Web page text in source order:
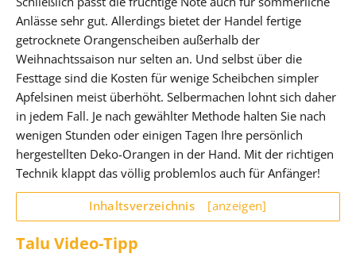
Anlässe sehr gut. Allerdings bietet der Handel fertige
getrocknete Orangenscheiben außerhalb der
Weihnachtssaison nur selten an. Und selbst über die
Festtage sind die Kosten für wenige Scheibchen simpler
Apfelsinen meist überhöht. Selbermachen lohnt sich daher
in jedem Fall. Je nach gewählter Methode halten Sie nach
wenigen Stunden oder einigen Tagen Ihre persönlich
hergestellten Deko-Orangen in der Hand. Mit der richtigen
Technik klappt das völlig problemlos auch für Anfänger!
Inhaltsverzeichnis [anzeigen]
Talu Video-Tipp